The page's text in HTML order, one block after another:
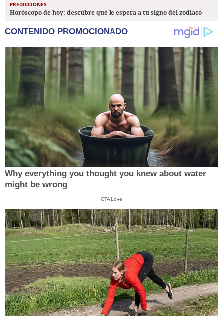
PREDICCIONES
Horóscopo de hoy: descubre qué le espera a tu signo del zodiaco
CONTENIDO PROMOCIONADO
Why everything you thought you knew about water
might be wrong
CTA Love